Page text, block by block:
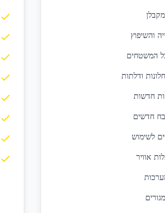
והשיפוץ
המשטחים
ודלתות
חדשות
חדשים
לשימוש
אוויר